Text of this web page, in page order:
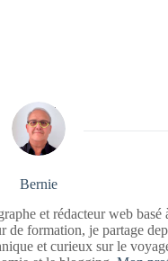
Bernie
et rédacteur web basé
de formation, je partage
et curieux sur le